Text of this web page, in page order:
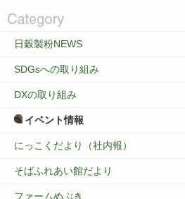
日穀製粉NEWS
SDGsへの取り組み
DXの取り組み
イベント情報
にっこくだより（社内報）
そばふれあい館だより
ファームめぶき